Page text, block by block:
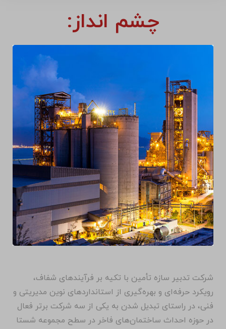
چشم انداز:
شرکت تدبیر سازه تأمین با تکیه بر فرآیندهای شفاف،
رویکرد حرفه‌ای و بهره‌گیری از استانداردهای نوین مدیریتی و
فنی، در راستای تبدیل شدن به یکی از سه شرکت برتر فعال
در حوزه احداث ساختمان‌های فاخر در سطح مجموعه شستا